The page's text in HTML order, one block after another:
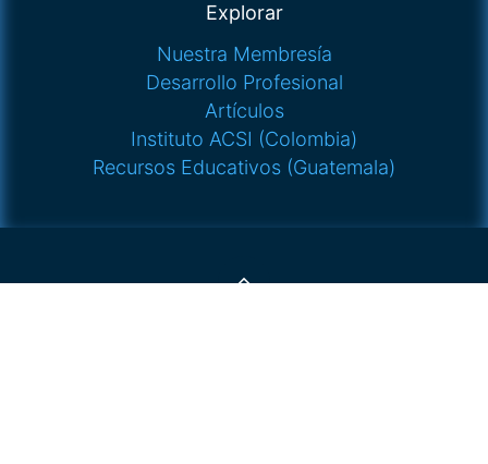
Explorar
Nuestra Membresía
Desarrollo Profesional
Artículos
Instituto ACSI (Colombia)
Recursos Educativos (Guatemala)